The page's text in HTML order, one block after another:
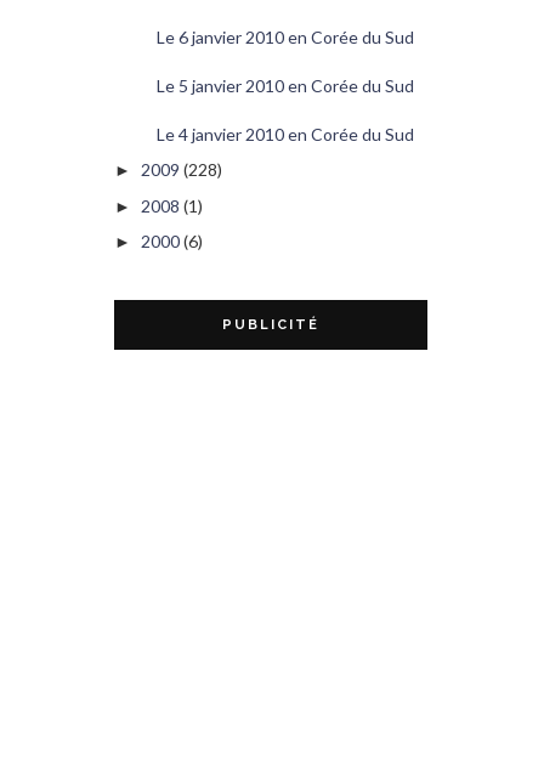
Le 6 janvier 2010 en Corée du Sud
Le 5 janvier 2010 en Corée du Sud
Le 4 janvier 2010 en Corée du Sud
► 2009 (228)
► 2008 (1)
► 2000(6)
PUBLICITÉ